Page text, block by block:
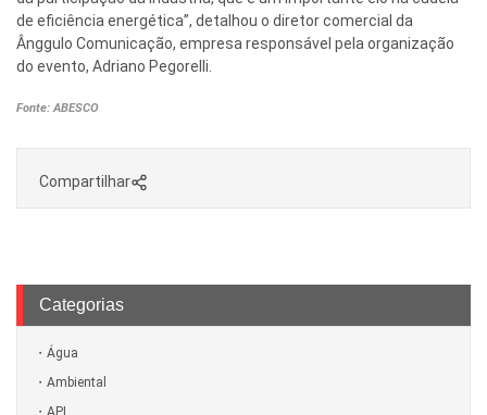
de eficiência energética”, detalhou o diretor comercial da
Ânggulo Comunicação, empresa responsável pela organização
do evento, Adriano Pegorelli.
Fonte: ABESCO
Compartilhar
Categorias
Água
Ambiental
APL